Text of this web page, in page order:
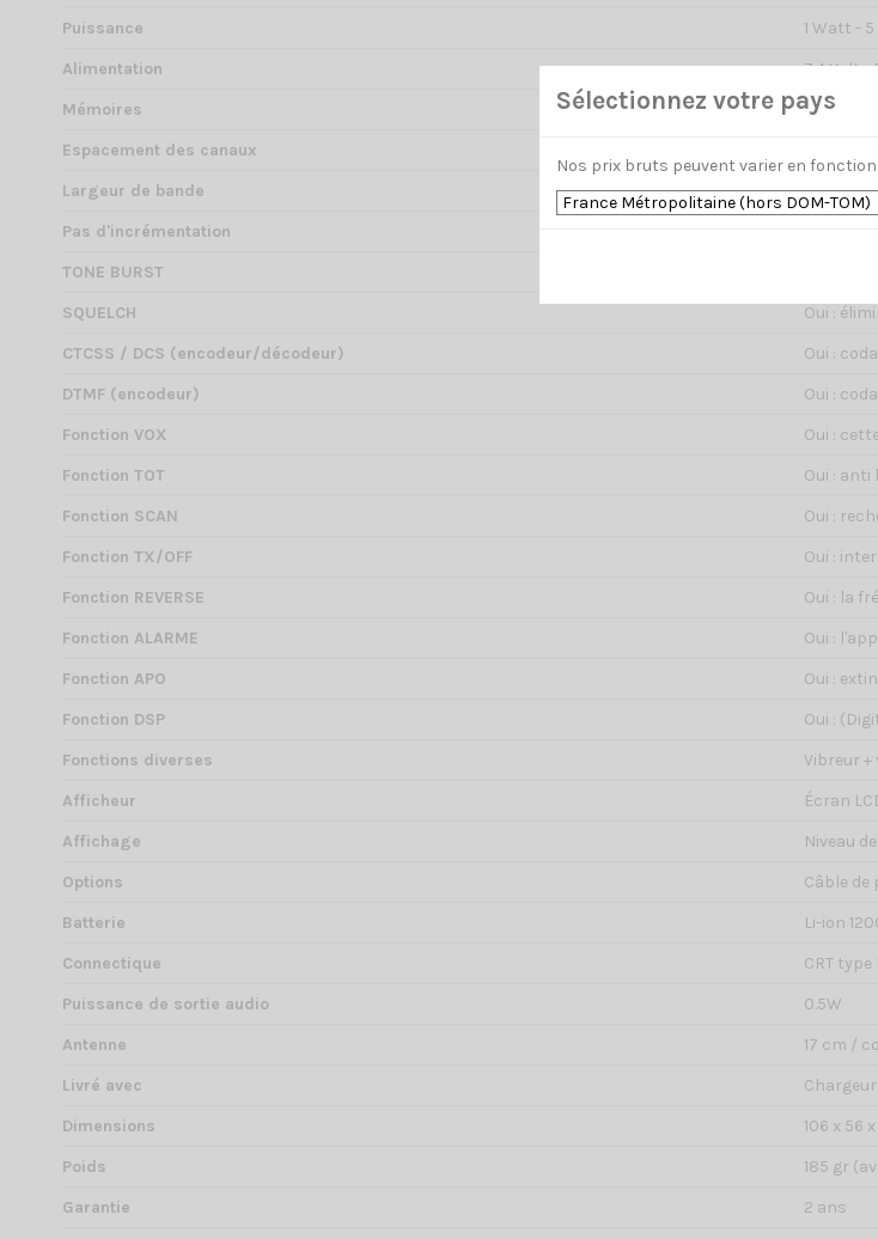
Puissance
1 Watt -
Alimentation
7.4 Volts
Mémoires
128
Espacement des canaux
Largeur de bande
12.5 kHz
Pas d'incrémentation
5 / 6.25
TONE BURST
Oui :
SQUELCH
Oui :
CTCSS / DCS (encodeur/décodeur)
Oui :
DTMF (encodeur)
Oui :
Fonction VOX
Oui :
Fonction TOT
Oui : anti
Fonction SCAN
Oui :
Fonction TX/OFF
Oui :
Fonction REVERSE
Oui : la
Fonction ALARME
Oui :
Fonction APO
Oui :
Fonction DSP
Oui :
Fonctions diverses
Vibreur +
Afficheur
Écran
Affichage
Niveau
Options
Câble
Batterie
Li-ion
Connectique
CRT type
Puissance de sortie audio
0.5W
Antenne
17 cm /
Livré avec
Dimensions
106 x 56
Poids
185 gr
Garantie
2 ans
Sélectionnez votre pays
Nos prix bruts peuvent varier en fonction